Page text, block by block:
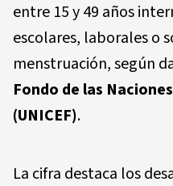
entre 15 y 49 años
escolares, laborales o
menstruación, según
Fondo de las
(UNICEF).
La cifra destaca los